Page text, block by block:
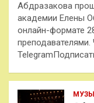
Абдразакова
академии Елены
онлайн-формате
преподавателями.